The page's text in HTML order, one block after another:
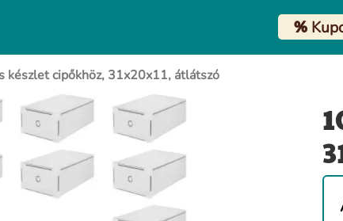
%
készlet cipőkhöz, 31x20x11, átlátszó